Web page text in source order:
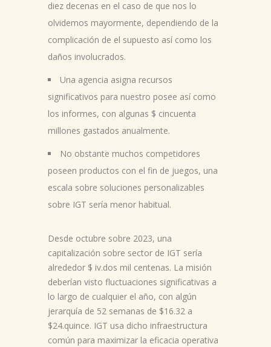
diez decenas en el caso de que nos lo
olvidemos mayormente, dependiendo de la
complicación de el supuesto así­ como los
daños involucrados.
Una agencia asigna recursos
significativos para nuestro posee así­ como
los informes, con algunas $ cincuenta
millones gastados anualmente.
No obstante muchos competidores
poseen productos con el fin de juegos, una
escala sobre soluciones personalizables
sobre IGT serí­a menor habitual.
Desde octubre sobre 2023, una
capitalización sobre sector de IGT serí­a
alrededor $ iv.dos mil centenas. La misión
deberían visto fluctuaciones significativas a
lo largo de cualquier el año, con algún
jerarquía de 52 semanas de $16.32 a
$24.quince. IGT usa dicho infraestructura
común para maximizar la eficacia operativa